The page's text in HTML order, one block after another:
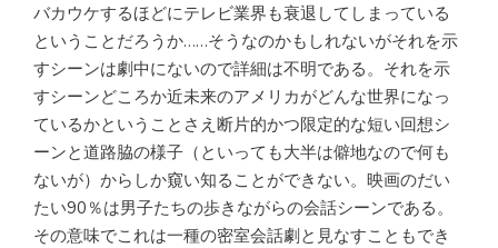
バカウケするほどにテレビ業界も衰退してしまっている
ということだろうか……そうなのかもしれないがそれを示
すシーンは劇中にないので詳細は不明である。それを示
すシーンどころか近未来のアメリカがどんな世界になっ
ているかということさえ断片的かつ限定的な短い回想シ
ーンと道路脇の様子（といっても大半は僻地なので何も
ないが）からしか窺い知ることができない。映画のだい
たい90％は男子たちの歩きながらの会話シーンである。
その意味でこれは一種の密室会話劇と見なすこともでき